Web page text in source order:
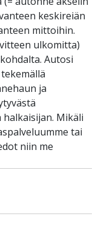
keskireiän
mittoihin.
ulkomitta)
Autosi
ja
Mikäli
tai
niin me